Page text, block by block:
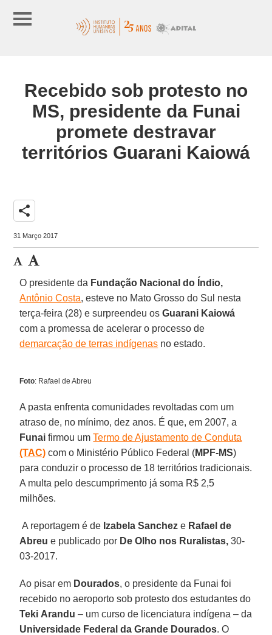
Recebido sob protesto no
MS, presidente da Funai
promete destravar
territórios Guarani Kaiowá
share
31 Março 2017
O presidente da Fundação Nacional do Índio,
Antônio Costa, esteve no Mato Grosso do Sul nesta
terça-feira (28) e surpreendeu osGuarani Kaiowá
com a promessa de acelerar o processo de
demarcação de terras indígenas no estado.
Foto: Rafael de Abreu
A pasta enfrenta comunidades revoltadas com um
atraso de, no mínimo, dez anos. É que, em 2007, a
Funai firmou umTermo de Ajustamento de Conduta
(TAC) com o Ministério Público Federal (MPF-MS)
para conduzir o processo de 18 territórios tradicionais.
A multa pelo descumprimento já soma R$ 2,5
milhões.
A reportagem é de Izabela Sanchez e Rafael de
Abreu e publicado por De Olho nos Ruralistas, 30-
03-2017.
Ao pisar em Dourados, o presidente da Funai foi
recebido no aeroporto sob protesto dos estudantes do
Teki Arandu – um curso de licenciatura indígena – da
Universidade Federal da Grande Dourados. O